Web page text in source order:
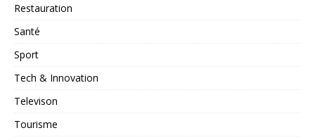
Restauration
Santé
Sport
Tech & Innovation
Televison
Tourisme